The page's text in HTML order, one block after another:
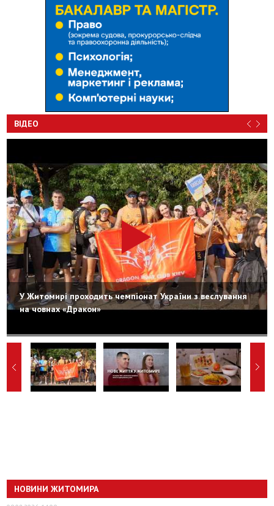
ВІДЕО
У Житомирі проходить чемпіонат України з веслування
на човнах «Дракон»
НОВИНИ ЖИТОМИРА